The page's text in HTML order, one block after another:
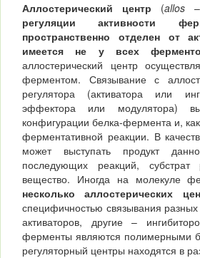
Аллостерический центр (allos
регуляции активности
пространственно отделен от
имеется не у всех
аллостерический центр
ферментом. Связывание с
регулятора (активатора или
эффектора или модулятора)
конфигурации белка-фермента и,
ферментативной реакции. В
может выступать продукт
последующих реакций,
вещество. Иногда на молекуле
несколько аллостерических
специфичностью связывания
активаторов, другие –
ферменты являются полимерными
регуляторный центры находятся в